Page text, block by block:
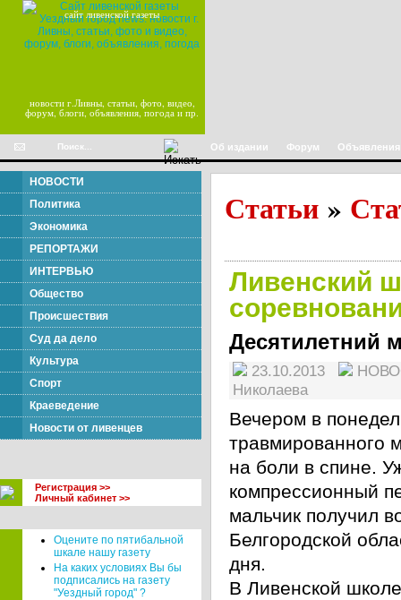
сайт ливенской газеты
новости г.Ливны, статьи, фото, видео,
форум, блоги, объявления, погода и пр.
Об издании Форум Объявления
НОВОСТИ
Политика
Экономика
РЕПОРТАЖИ
ИНТЕРВЬЮ
Общество
Происшествия
Суд да дело
Культура
Спорт
Краеведение
Новости от ливенцев
Регистрация >>
Личный кабинет >>
Оцените по пятибальной
шкале нашу газету
На каких условиях Вы бы
подписались на газету
"Уездный город" ?
Статьи »
Ливенский
Десятилетний
23.10.2013
Николаева
Вечером в
травмированного
на боли в спине.
компрессионный
мальчик получил
Белгородской
дня.
В Ливенской